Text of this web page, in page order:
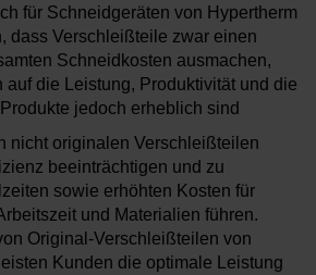
für Schneidgeräten von Hypertherm
dass Verschleißteile zwar einen
Schneidkosten ausmachen,
auf die Leistung, Produktivität und die
jedoch erheblich sind
nicht originalen Verschleißteilen
beeinträchtigen und zu
sowie erhöhten Kosten für
und Materialien führen.
Original-Verschleißteilen von
Kunden die optimale Leistung